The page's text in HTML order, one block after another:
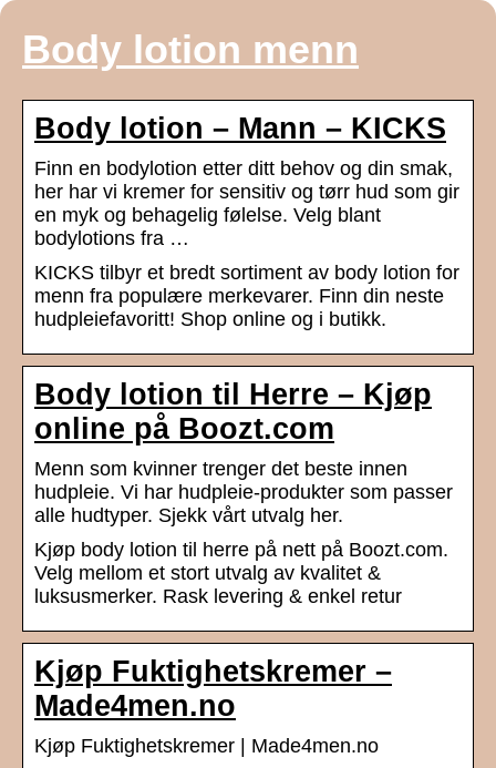
Body lotion menn
Body lotion – Mann – KICKS
Finn en bodylotion etter ditt behov og din smak,
her har vi kremer for sensitiv og tørr hud som gir
en myk og behagelig følelse. Velg blant
bodylotions fra …
KICKS tilbyr et bredt sortiment av body lotion for
menn fra populære merkevarer. Finn din neste
hudpleiefavoritt! Shop online og i butikk.
Body lotion til Herre – Kjøp
online på Boozt.com
Menn som kvinner trenger det beste innen
hudpleie. Vi har hudpleie-produkter som passer
alle hudtyper. Sjekk vårt utvalg her.
Kjøp body lotion til herre på nett på Boozt.com.
Velg mellom et stort utvalg av kvalitet &
luksusmerker. Rask levering & enkel retur
Kjøp Fuktighetskremer –
Made4men.no
Kjøp Fuktighetskremer | Made4men.no